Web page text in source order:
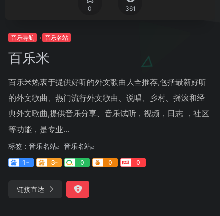
0 361
音乐导航 音乐名站
百乐米
百乐米热衷于提供好听的外文歌曲大全推荐,包括最新好听
的外文歌曲、热门流行外文歌曲、说唱、乡村、摇滚和经
典外文歌曲,提供音乐分享、音乐试听，视频，日志 ，社区
等功能，是专业...
标签： 音乐名站
音乐名站
1+
3- 0 0 0
链接直达